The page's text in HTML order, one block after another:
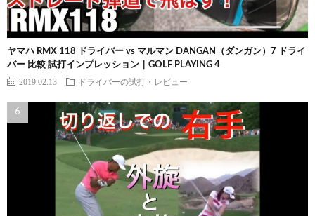
ヤマハ RMX 118 ドライバー vs マルマン DANGAN（ダンガン）7 ドライ
バー 比較 試打インプレッション｜GOLF PLAYING 4
2019.02.13 ドライバーの試打・レビュー